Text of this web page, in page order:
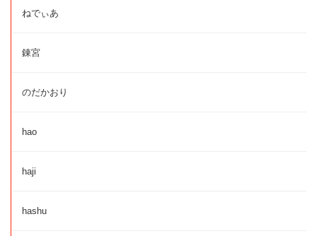
ねでぃあ
錬宮
のだかおり
hao
haji
hashu